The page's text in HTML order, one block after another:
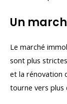
Un
Le marché
sont plus
et la rénovation
tourne vers plus